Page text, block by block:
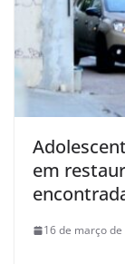
em
16 de março de